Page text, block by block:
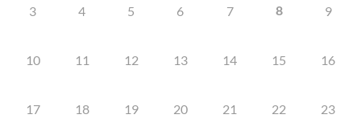
3 4 5 6 7 8 9
10 11 12 13 14 15 16
17 18 19 20 21 22 23